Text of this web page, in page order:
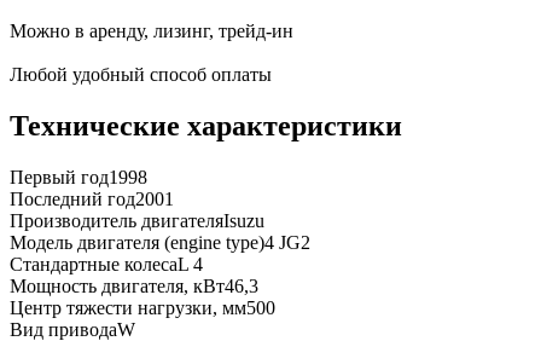
Можно в аренду, лизинг, трейд-ин
Любой удобный способ оплаты
Технические характеристики
Первый год1998
Последний год2001
Производитель двигателяIsuzu
Модель двигателя (engine type)4 JG2
Стандартные колесаL 4
Мощность двигателя, кВт46,3
Центр тяжести нагрузки, мм500
Вид приводаW